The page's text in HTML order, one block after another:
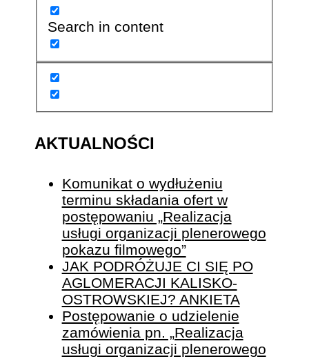
Search in content
AKTUALNOŚCI
Komunikat o wydłużeniu
terminu składania ofert w
postępowaniu „Realizacja
usługi organizacji plenerowego
pokazu filmowego”
JAK PODRÓŻUJE CI SIĘ PO
AGLOMERACJI KALISKO-
OSTROWSKIEJ? ANKIETA
Postępowanie o udzielenie
zamówienia pn. „Realizacja
usługi organizacji plenerowego